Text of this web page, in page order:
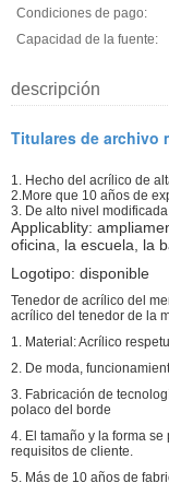
Condiciones de pago:
Capacidad de la fuente:
descripción
Titulares de archivo
1. Hecho del acrílico de
2.More que 10 años de
3. De alto nivel
Applicablity:
oficina, la escuela, la
Logotipo: disponible
Tenedor de acrílico del
acrílico del tenedor de la
1. Material: Acrílico
2. De moda,
3. Fabricación de
polaco del borde
4. El tamaño y la forma
requisitos de cliente.
5. Más de 10 años de